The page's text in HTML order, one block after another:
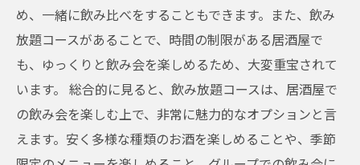
め、一緒に飲み比べをすることもできます。また、飲み
放題コースがあることで、時間の制限がある居酒屋で
も、ゆっくりと飲み会を楽しめるため、大変重宝されて
います。 総合的に見ると、飲み放題コースは、居酒屋で
の飲み会を楽しむ上で、非常に魅力的なオプションと言
えます。安く多様な種類のお酒を楽しめることや、季節